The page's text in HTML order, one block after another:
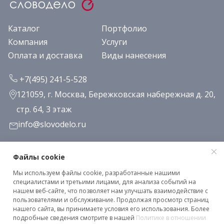
Каталог
Портфолио
Компания
Услуги
Оплата и доставка
Виды нанесения
+7(495) 241-5-528
121059, г. Москва, Бережковская набережная д. 20,
стр. 64, 3 этаж
info@slovodelo.ru
Заказать звонок
Подписаться на рассылку
Клиентское соглашение
Файлы cookie
Мы используем файлы cookie, разработанные нашими
специалистами и третьими лицами, для анализа событий на
нашем веб-сайте, что позволяет нам улучшать взаимодействие с
пользователями и обслуживание. Продолжая просмотр страниц
нашего сайта, вы принимаете условия его использования. Более
подробные сведения смотрите в нашей Политике в отношении